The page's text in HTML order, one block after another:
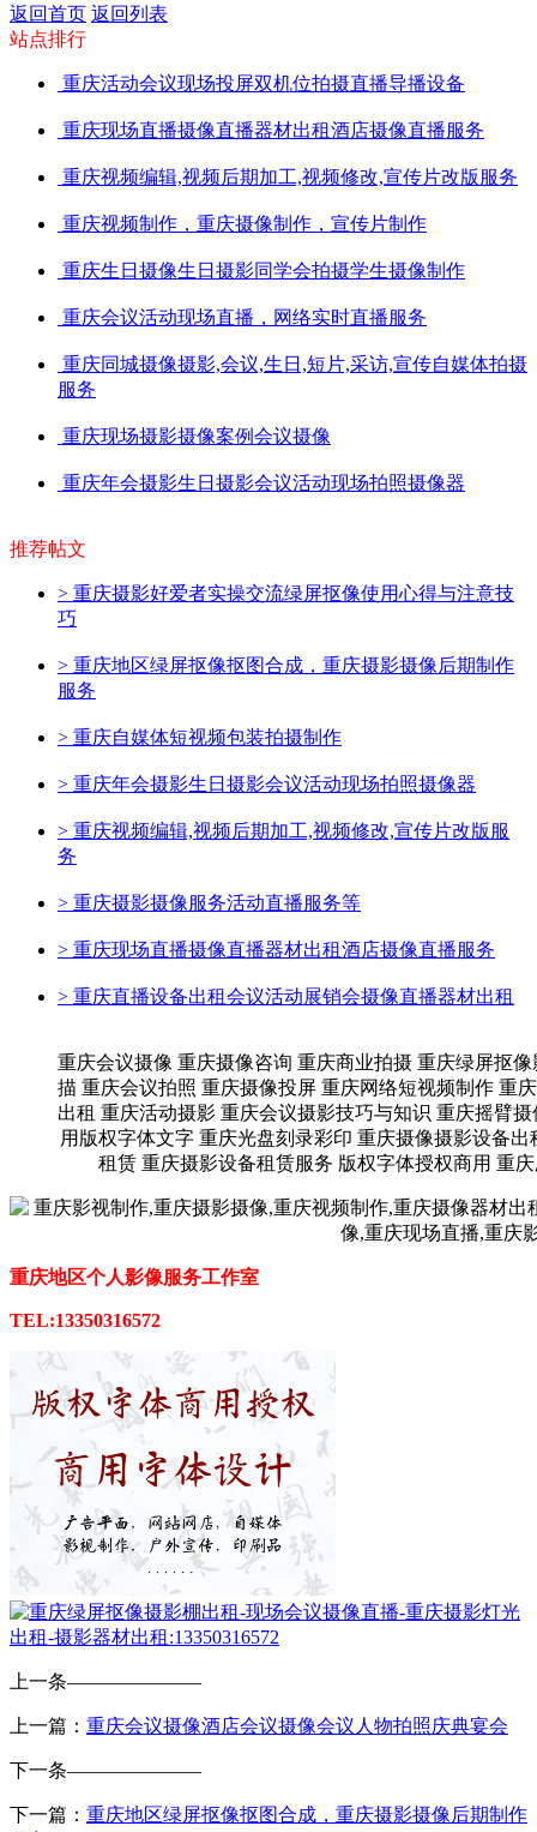
返回首页 返回列表
站点排行
重庆活动会议现场投屏双机位拍摄直播导播设备
重庆现场直播摄像直播器材出租酒店摄像直播服务
重庆视频编辑,视频后期加工,视频修改,宣传片改版服务
重庆视频制作，重庆摄像制作，宣传片制作
重庆生日摄像生日摄影同学会拍摄学生摄像制作
重庆会议活动现场直播，网络实时直播服务
重庆同城摄像摄影,会议,生日,短片,采访,宣传自媒体拍摄
服务
重庆现场摄影摄像案例会议摄像
重庆年会摄影生日摄影会议活动现场拍照摄像器
推荐帖文
> 重庆摄影好爱者实操交流绿屏抠像使用心得与注意技
巧
> 重庆地区绿屏抠像抠图合成，重庆摄影摄像后期制作
服务
> 重庆自媒体短视频包装拍摄制作
> 重庆年会摄影生日摄影会议活动现场拍照摄像器
> 重庆视频编辑,视频后期加工,视频修改,宣传片改版服
务
> 重庆摄影摄像服务活动直播服务等
> 重庆现场直播摄像直播器材出租酒店摄像直播服务
> 重庆直播设备出租会议活动展销会摄像直播器材出租
重庆会议摄像 重庆摄像咨询 重庆商业拍摄 重庆绿屏抠
描 重庆会议拍照 重庆摄像投屏 重庆网络短视频制作 重
出租 重庆活动摄影 重庆会议摄影技巧与知识 重庆摇臂
用版权字体文字 重庆光盘刻录彩印 重庆摄像摄影设备
租赁 重庆摄影设备租赁服务 版权字体授权商用 重
重庆地区个人影像服务工作室
TEL:13350316572
上一条———————
上一篇： 重庆会议摄像酒店会议摄像会议人物拍照庆典宴会
下一条———————
下一篇： 重庆地区绿屏抠像抠图合成，重庆摄影摄像后期制作